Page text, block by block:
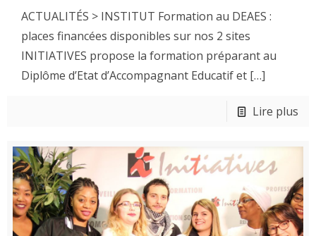
ACTUALITÉS > INSTITUT Formation au DEAES :
places financées disponibles sur nos 2 sites
INITIATIVES propose la formation préparant au
Diplôme d’Etat d’Accompagnant Educatif et […]
Lire plus